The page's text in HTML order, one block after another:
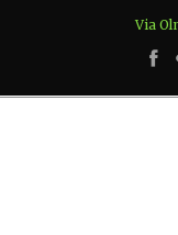
Via